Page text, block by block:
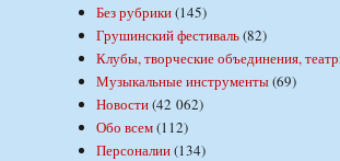
Без рубрики(145)
Грушинский фестиваль(82)
Клубы, творческие объединения,
Музыкальные инструменты(69)
Новости(42 062)
Обо всем(112)
Персоналии(134)